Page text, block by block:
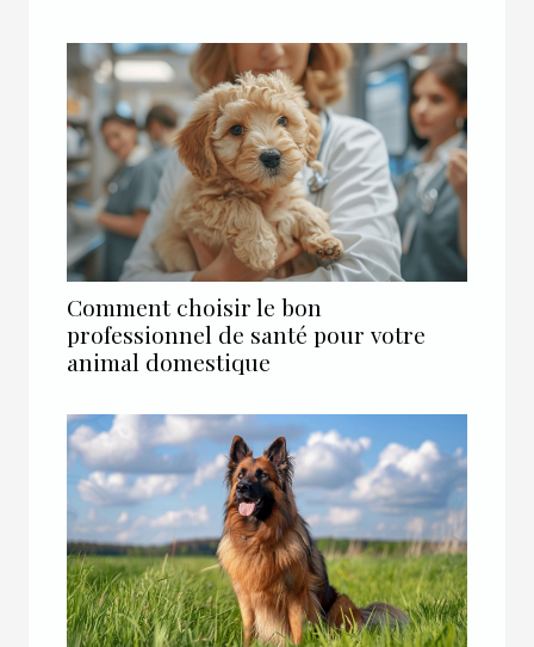
Comment choisir le bon
professionnel de santé pour votre
animal domestique